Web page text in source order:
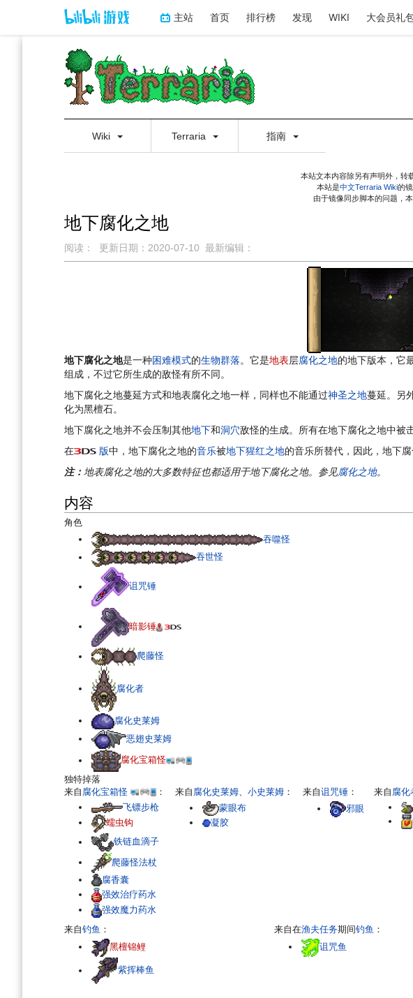
主站 首页 排行榜 发现 WIKI 大会员礼
Wiki Terraria 指南
本站文本内容除另有声明外，转
本站是中文Terraria Wiki的
由于镜像同步脚本的问题，
地下腐化之地
阅读： 更新日期： 2020-07-10 最新编辑：
地下腐化之地是一种困难模式的生物群落。它是地表层腐化之地的地下版本，它
组成，不过它所生成的敌怪有所不同。
地下腐化之地蔓延方式和地表腐化之地一样，同样也不能通过神圣之地蔓延。另
化为黑檀石。
地下腐化之地并不会压制其他地下和洞穴敌怪的生成。所有在地下腐化之地中被
在
版中，地下腐化之地的音乐被地下猩红之地的音乐所替代，因此，地下
注： 地表腐化之地的大多数特征也都适用于地下腐化之地。参见腐化之地。
内容
角色
吞噬怪
吞世怪
诅咒锤
暗影锤
爬藤怪
腐化者
腐化史莱姆
恶翅史莱姆
腐化宝箱怪
独特掉落
来自 腐化宝箱怪
：
飞镖步枪
蠕虫钩
铁链血滴子
爬藤怪法杖
腐香囊
强效治疗药水
强效魔力药水
来自 腐化史莱姆、 小史莱姆：
蒙眼布
凝胶
来自诅咒锤：
邪眼
来自 腐化
来自钓鱼 ：
黑檀锦鲤
紫挥棒鱼
来自在渔夫任务期间钓鱼 ：
诅咒鱼